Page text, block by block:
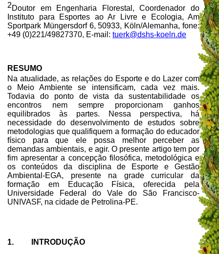
2Doutor em Engenharia Florestal, Coordenador do
Instituto para Esportes ao Ar Livre e Ecologia, Am
Sportpark Müngersdorf 6, 50933, Köln/Alemanha, fone:
+49 (0)221/49827370, E-mail: tuerk@dshs-koeln.de
RESUMO
Na atualidade, as relações do Esporte e do Lazer com
o Meio Ambiente se intensificam, cada vez mais.
Todavia do ponto de vista da sustentabilidade os
encontros nem sempre proporcionam ganhos
equilibrados às partes. Nessa perspectiva, há
necessidade do desenvolvimento de estudos sobre
metodologias que qualifiquem a formação do educador
físico para que ele possa melhor perceber as
demandas ambientais, e agir. O presente artigo tem por
fim apresentar a concepção filosófica, metodológica e
os conteúdos da disciplina de Esporte e Gestão
Ambiental-EGA, presente na grade curricular da
formação em Educação Física, oferecida pela
Universidade Federal do Vale do São Francisco-
UNIVASF, na cidade de Petrolina-PE.
1. INTRODUÇÃO